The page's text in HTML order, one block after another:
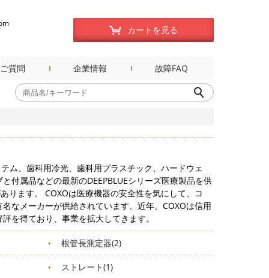
カートを見る
質問 企業情報 故障FAQ
ム、歯科用冷光、歯科用プラスチック、ハードウェ
付属品などの最新のDEEPBLUEシリーズ医療製品を供
ります。 COXOは医療機器の安全性を気にして、コ
なメーカーが供給されています。近年、COXOは信用
を得ており、事業を拡大してきます。
根管長測定器(2)
ストレート(1)